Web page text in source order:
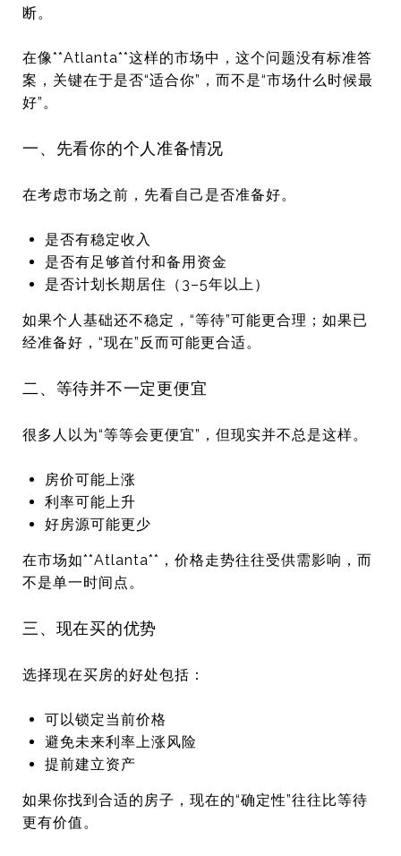
断。
在像**Atlanta**这样的市场中，这个问题没有标准答
案，关键在于是否“适合你”，而不是“市场什么时候最
好”。
一、先看你的个人准备情况
在考虑市场之前，先看自己是否准备好。
是否有稳定收入
是否有足够首付和备用资金
是否计划长期居住（3–5年以上）
如果个人基础还不稳定，“等待”可能更合理；如果已
经准备好，“现在”反而可能更合适。
二、等待并不一定更便宜
很多人以为“等等会更便宜”，但现实并不总是这样。
房价可能上涨
利率可能上升
好房源可能更少
在市场如**Atlanta**，价格走势往往受供需影响，而
不是单一时间点。
三、现在买的优势
选择现在买房的好处包括：
可以锁定当前价格
避免未来利率上涨风险
提前建立资产
如果你找到合适的房子，现在的“确定性”往往比等待
更有价值。